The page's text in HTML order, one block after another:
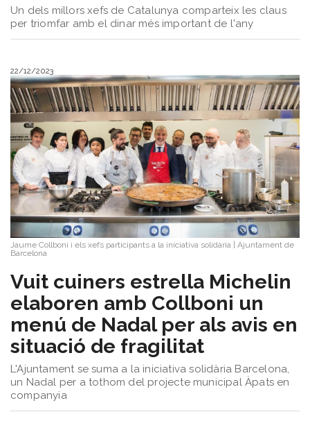
Un dels millors xefs de Catalunya comparteix les claus
per triomfar amb el dinar més important de l'any
22/12/2023
Jaume Collboni i els xefs participants a la iniciativa solidària | Ajuntament de
Barcelona
Vuit cuiners estrella Michelin
elaboren amb Collboni un
menú de Nadal per als avis en
situació de fragilitat
L'Ajuntament se suma a la iniciativa solidària Barcelona,
un Nadal per a tothom del projecte municipal Àpats en
companyia